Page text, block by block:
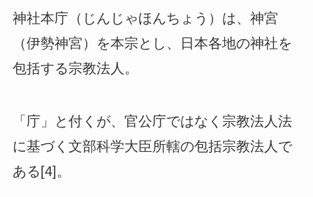
神社本庁（じんじゃほんちょう）は、神宮
（伊勢神宮）を本宗とし、日本各地の神社を
包括する宗教法人。
「庁」と付くが、官公庁ではなく宗教法人法
に基づく文部科学大臣所轄の包括宗教法人で
ある[4]。